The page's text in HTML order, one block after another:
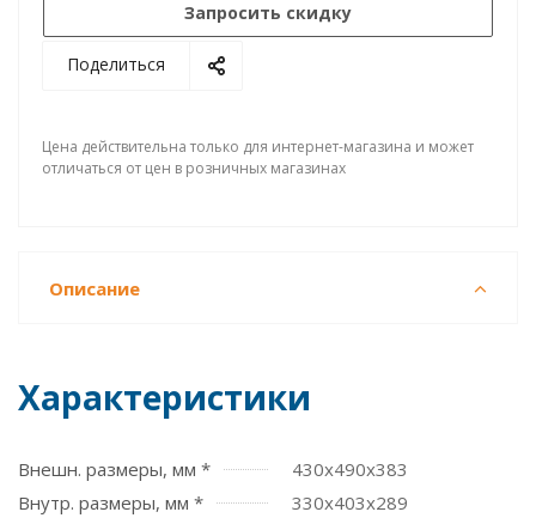
Запросить скидку
Поделиться
Цена действительна только для интернет-магазина и может
отличаться от цен в розничных магазинах
Описание
Характеристики
Внешн. размеры, мм *
430x490x383
Внутр. размеры, мм *
330х403х289